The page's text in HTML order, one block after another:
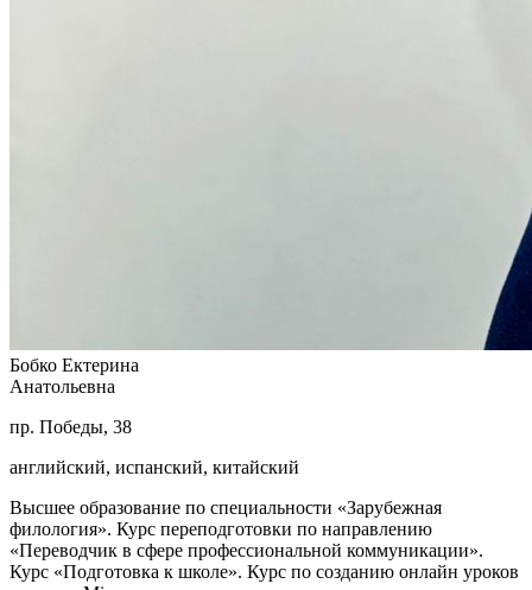
Бобко Ектерина
Анатольевна
пр. Победы, 38
английский, испанский, китайский
Высшее образование по специальности «Зарубежная
филология». Курс переподготовки по направлению
«Переводчик в сфере профессиональной коммуникации».
Курс «Подготовка к школе». Курс по созданию онлайн уроков